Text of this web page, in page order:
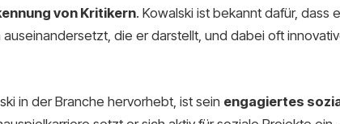
von Kritikern. Kowalski ist bekannt dafür, dass
die er darstellt, und dabei oft
in der Branche hervorhebt, ist sein engagiertes